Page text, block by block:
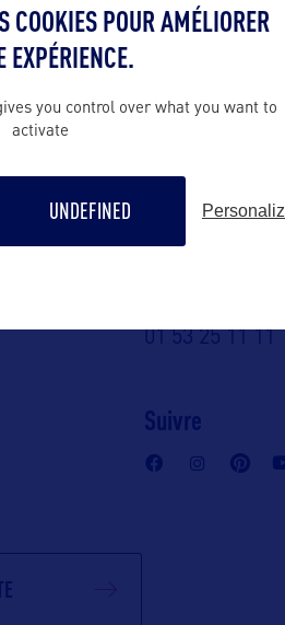
Contact pro
Contact grand
01 53 25 11 11
Suivre
COOKIES POUR AMÉLIORER
EXPÉRIENCE.
you control over what you want to
activate
UNDEFINED